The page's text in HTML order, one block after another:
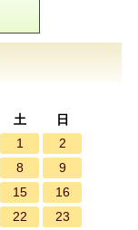
土
日
1
2
8
9
15
16
22
23